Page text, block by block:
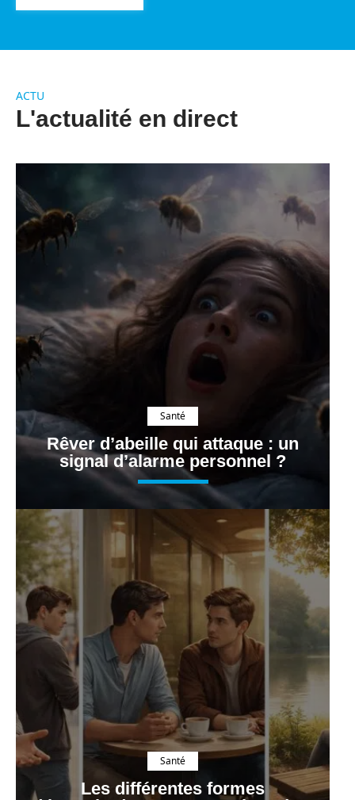
ACTU
L'actualité en direct
Santé
Rêver d’abeille qui attaque : un
signal d’alarme personnel ?
Santé
Les différentes formes